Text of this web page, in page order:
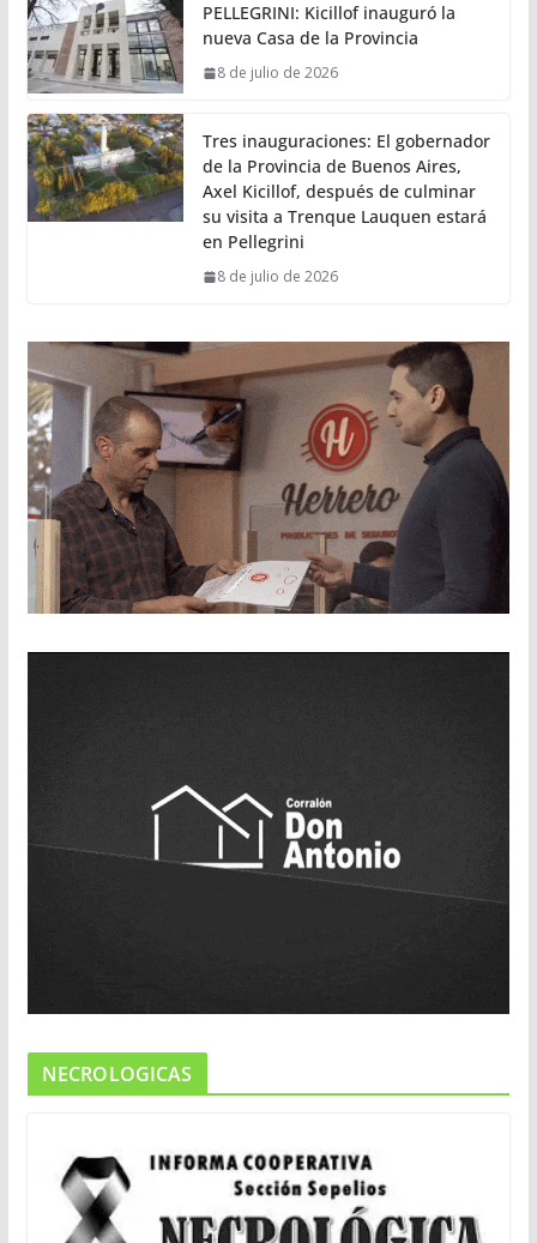
PELLEGRINI: Kicillof inauguró la
nueva Casa de la Provincia
8 de julio de 2026
Tres inauguraciones: El gobernador
de la Provincia de Buenos Aires,
Axel Kicillof, después de culminar
su visita a Trenque Lauquen estará
en Pellegrini
8 de julio de 2026
NECROLOGICAS